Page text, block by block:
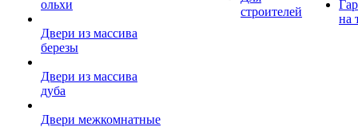
ольхи
Двери из массива
березы
Двери из массива
дуба
Двери межкомнатные
строителей
на